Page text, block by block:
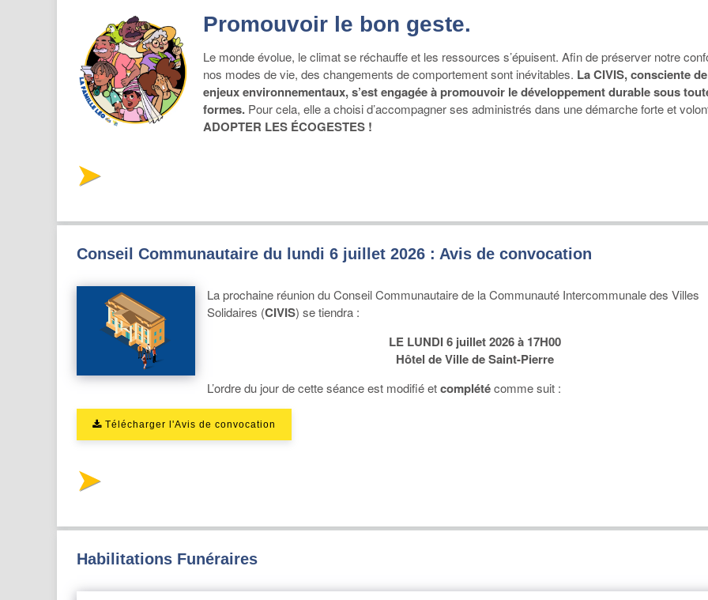
Promouvoir le bon geste.
Le monde évolue, le climat se réchauffe et les ressources s’épuisent. Afin de préserver notre
nos modes de vie, des changements de comportement sont inévitables. La CIVIS, consciente
enjeux environnementaux, s’est engagée à promouvoir le développement durable sous
formes. Pour cela, elle a choisi d’accompagner ses administrés dans une démarche forte et
ADOPTER LES ÉCOGESTES !
Conseil Communautaire du lundi 6 juillet 2026 : Avis de convocation
La prochaine réunion du Conseil Communautaire de la Communauté Intercommunale des Villes
Solidaires (CIVIS) se tiendra :
LE LUNDI 6 juillet 2026 à 17H00
Hôtel de Ville de Saint-Pierre
L’ordre du jour de cette séance est modifié etcomplétécomme suit :
Télécharger l'Avis de convocation
Habilitations Funéraires